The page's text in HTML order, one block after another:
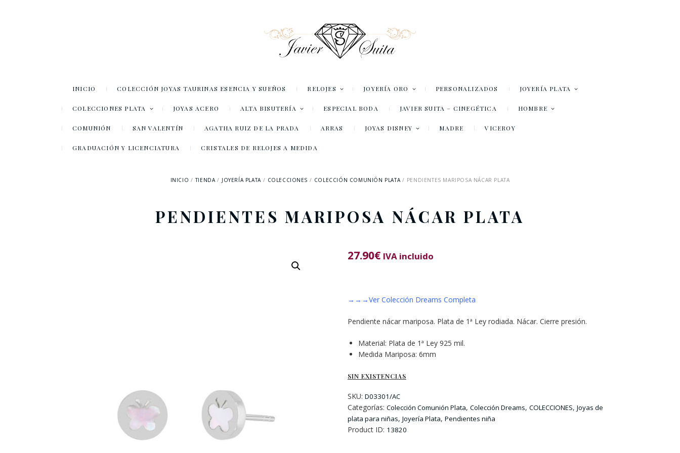
INICIO COLECCIÓN JOYAS TAURINAS ESENCIA Y SUEÑOS RELOJES JOYERÍA ORO PERSONALIZADOS JOYERÍA PLATA
COLECCIONES PLATA JOYAS ACERO ALTA BISUTERÍA ESPECIAL BODA JAVIER SUITA – CINEGÉTICA HOMBRE
COMUNIÓN SAN VALENTÍN AGATHA RUIZ DE LA PRADA ARRAS JOYAS DISNEY MADRE VICEROY
GRADUACIÓN Y LICENCIATURA CRISTALES DE RELOJES A MEDIDA
INICIO TIENDA JOYERÍA PLATA COLECCIONES COLECCIÓN COMUNIÓN PLATA PENDIENTES MARIPOSA NÁCAR PLATA
PENDIENTES MARIPOSA NÁCAR PLATA
27.90€ IVA incluido
→→→Ver Colección Dreams Completa
Pendiente nácar mariposa. Plata de 1ª Ley rodiada. Nácar. Cierre presión.
Material: Plata de 1ª Ley 925 mil.
Medida Mariposa: 6mm
SIN EXISTENCIAS
SKU: D03301/AC
Categorías: Colección Comunión Plata, Colección Dreams, COLECCIONES, Joyas de
plata para niñas, Joyería Plata, Pendientes niña
Product ID: 13820